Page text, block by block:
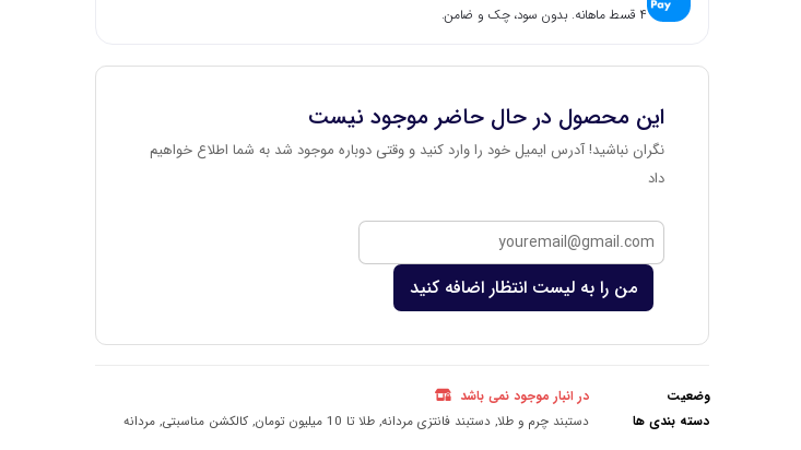
۴ قسط ماهانه. بدون سود، چک و ضامن.
این محصول در حال حاضر موجود نیست
نگران نباشید! آدرس ایمیل خود را وارد کنید و وقتی دوباره موجود شد به شما اطلاع خواهیم
داد
من را به لیست انتظار اضافه کنید
وضعیت
در انبار موجود نمی باشد
دسته بندی ها
دستبند چرم و طلا,دستبند فانتزی مردانه,طلا تا 10 میلیون تومان ,کالکشن مناسبتی,مردانه